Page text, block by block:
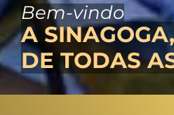
Bem-vindo
A
DE TODAS